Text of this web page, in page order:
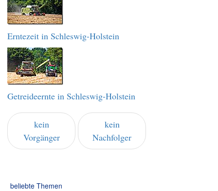
Erntezeit in Schleswig-Holstein
Getreideernte in Schleswig-Holstein
kein
Vorgänger
kein
Nachfolger
beliebte Themen